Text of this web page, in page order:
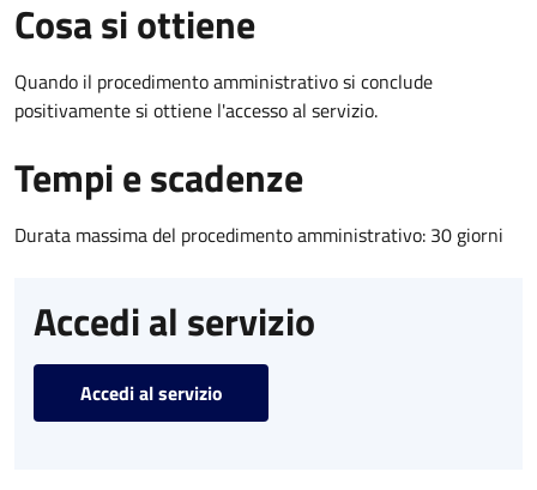
Cosa si ottiene
Quando il procedimento amministrativo si conclude
positivamente si ottiene l'accesso al servizio.
Tempi e scadenze
Durata massima del procedimento amministrativo: 30 giorni
Accedi al servizio
Accedi al servizio